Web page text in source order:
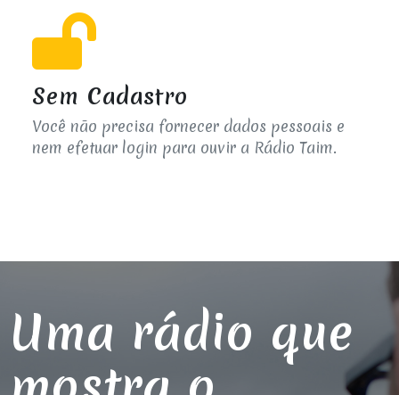
Sem Cadastro
Você não precisa fornecer dados pessoais e
nem efetuar login para ouvir a Rádio Taim.
Uma rádio que